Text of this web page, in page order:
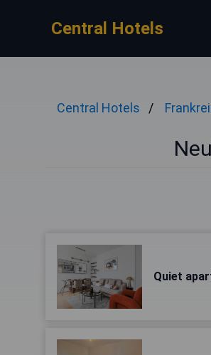
Central Hotels
Central Hotels
Quiet